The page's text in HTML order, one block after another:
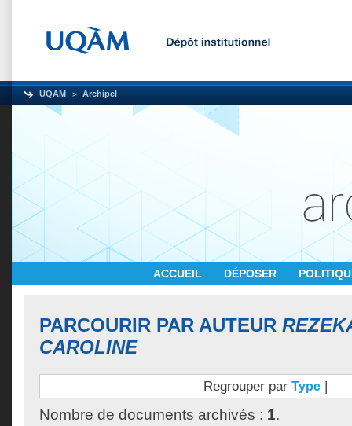
UQAM Archipel
ACCUEIL DÉPOSER
PARCOURIR PAR AUTEUR
CAROLINE
Regrouper par Type |
Nombre de documents archivés : 1.